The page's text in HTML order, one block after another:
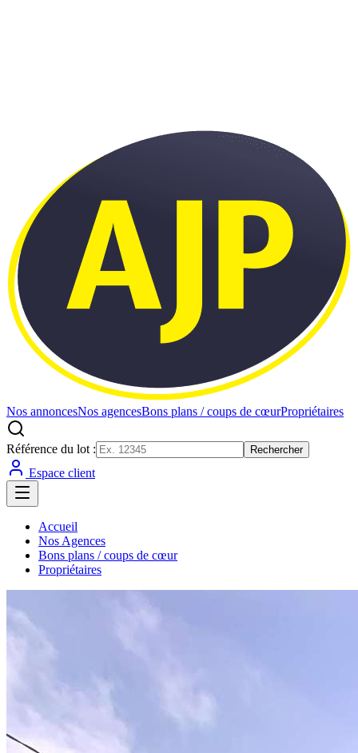
Nos annoncesNos agencesBons plans / coups de cœurPropriétaires
Référence du lot : Rechercher
Espace client
Accueil
Nos Agences
Bons plans / coups de cœur
Propriétaires